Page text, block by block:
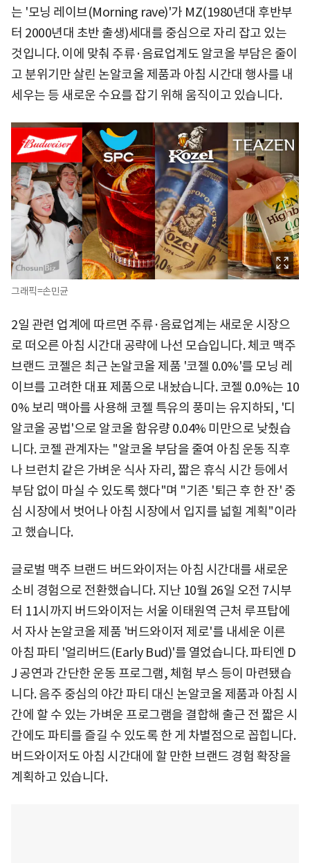
는 '모닝 레이브(Morning rave)'가 MZ(1980년대 후반부
터 2000년대 초반 출생)세대를 중심으로 자리 잡고 있는
것입니다. 이에 맞춰 주류·음료업계도 알코올 부담은 줄이
고 분위기만 살린 논알코올 제품과 아침 시간대 행사를 내
세우는 등 새로운 수요를 잡기 위해 움직이고 있습니다.
그래픽=손민균
2일 관련 업계에 따르면 주류·음료업계는 새로운 시장으
로 떠오른 아침 시간대 공략에 나선 모습입니다. 체코 맥주
브랜드 코젤은 최근 논알코올 제품 '코젤 0.0%'를 모닝 레
이브를 고려한 대표 제품으로 내놨습니다. 코젤 0.0%는 10
0% 보리 맥아를 사용해 코젤 특유의 풍미는 유지하되, '디
알코올 공법'으로 알코올 함유량 0.04% 미만으로 낮췄습
니다. 코젤 관계자는 "알코올 부담을 줄여 아침 운동 직후
나 브런치 같은 가벼운 식사 자리, 짧은 휴식 시간 등에서
부담 없이 마실 수 있도록 했다"며 "기존 '퇴근 후 한 잔' 중
심 시장에서 벗어나 아침 시장에서 입지를 넓힐 계획"이라
고 했습니다.
글로벌 맥주 브랜드 버드와이저는 아침 시간대를 새로운
소비 경험으로 전환했습니다. 지난 10월 26일 오전 7시부
터 11시까지 버드와이저는 서울 이태원역 근처 루프탑에
서 자사 논알코올 제품 '버드와이저 제로'를 내세운 이른
아침 파티 '얼리버드(Early Bud)'를 열었습니다. 파티엔 D
J 공연과 간단한 운동 프로그램, 체험 부스 등이 마련됐습
니다. 음주 중심의 야간 파티 대신 논알코올 제품과 아침 시
간에 할 수 있는 가벼운 프로그램을 결합해 출근 전 짧은 시
간에도 파티를 즐길 수 있도록 한 게 차별점으로 꼽힙니다.
버드와이저도 아침 시간대에 할 만한 브랜드 경험 확장을
계획하고 있습니다.